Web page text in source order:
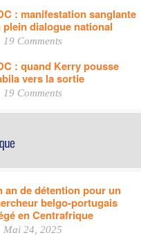
: manifestation sanglante
plein dialogue national
19 Comments
: quand Kerry pousse
vers la sortie
19 Comments
an de détention pour un
belgo-portugais
en Centrafrique
Mai 24, 2025